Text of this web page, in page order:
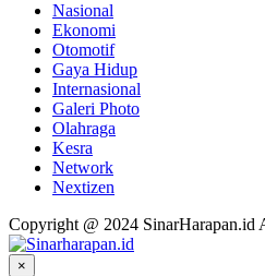
Nasional
Ekonomi
Otomotif
Gaya Hidup
Internasional
Galeri Photo
Olahraga
Kesra
Network
Nextizen
Copyright @ 2024 SinarHarapan.id
×